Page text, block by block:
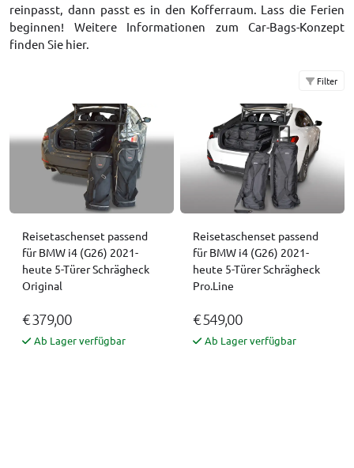
reinpasst, dann passt es in den Kofferraum. Lass die Ferien
beginnen! Weitere Informationen zum Car-Bags-Konzept
finden Sie hier.
Filter
Reisetaschenset passend
für BMW i4 (G26) 2021-
heute 5-Türer Schrägheck
Original
€ 379,00
Ab Lager verfügbar
Reisetaschenset passend
für BMW i4 (G26) 2021-
heute 5-Türer Schrägheck
Pro.Line
€ 549,00
Ab Lager verfügbar